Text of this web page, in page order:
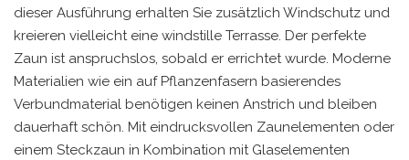
dieser Ausführung erhalten Sie zusätzlich Windschutz und
kreieren vielleicht eine windstille Terrasse. Der perfekte
Zaun ist anspruchslos, sobald er errichtet wurde. Moderne
Materialien wie ein auf Pflanzenfasern basierendes
Verbundmaterial benötigen keinen Anstrich und bleiben
dauerhaft schön. Mit eindrucksvollen Zaunelementen oder
einem Steckzaun in Kombination mit Glaselementen